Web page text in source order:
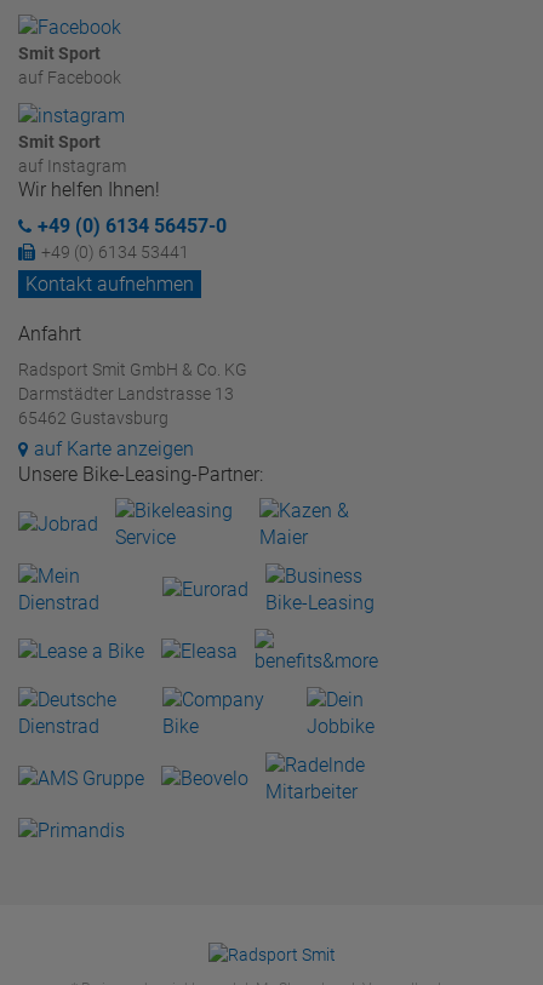
Smit Sport
auf Facebook
Smit Sport
auf Instagram
Wir helfen Ihnen!
+49 (0) 6134 56457-0
+49 (0) 6134 53441
Kontakt aufnehmen
Anfahrt
Radsport Smit GmbH & Co. KG
Darmstädter Landstrasse 13
65462 Gustavsburg
auf Karte anzeigen
Unsere Bike-Leasing-Partner: